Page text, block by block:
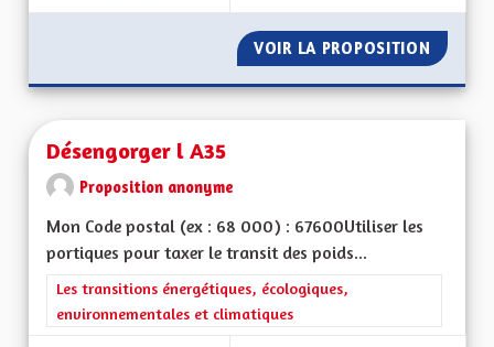
VOIR LA PROPOSITION
Désengorger l A35
Proposition anonyme
Mon Code postal (ex : 68 000) : 67600Utiliser les
portiques pour taxer le transit des poids...
Filtrer les résultats de la catégorie : Les transitions
Les transitions énergétiques, écologiques,
environnementales et climatiques